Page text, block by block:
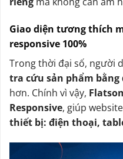
Giao diện tương thích
responsive 100%
Trong thời đại số, người
tra cứu sản phẩm
hơn. Chính vì vậy,
Responsive, giúp
thiết bị: điện thoại,